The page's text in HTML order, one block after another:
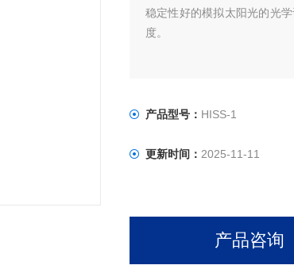
稳定性好的模拟太阳光的光
度。
产品型号： HISS-1
更新时间： 2025-11-11
产品咨询